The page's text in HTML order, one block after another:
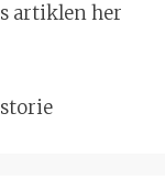
artiklen her